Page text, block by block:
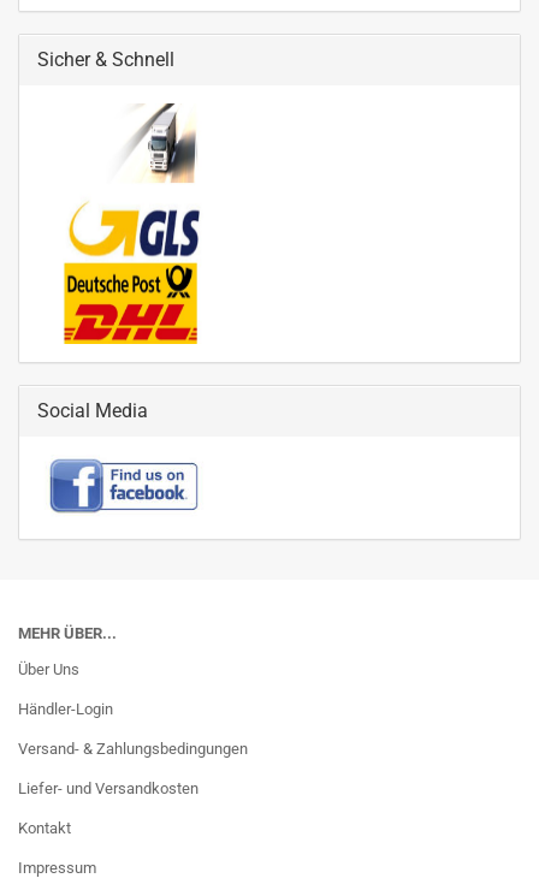
Sicher & Schnell
Social Media
MEHR ÜBER...
Über Uns
Händler-Login
Versand- & Zahlungsbedingungen
Liefer- und Versandkosten
Kontakt
Impressum